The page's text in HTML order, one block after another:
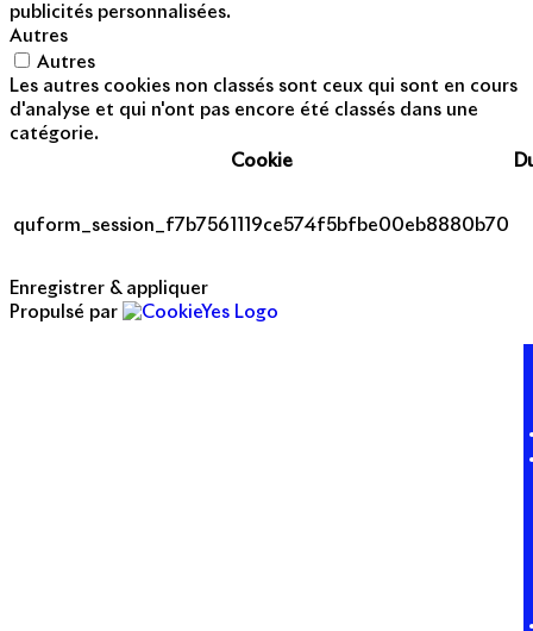
publicités personnalisées.
Autres
Autres
Les autres cookies non classés sont ceux qui sont en cours
d'analyse et qui n'ont pas encore été classés dans une
catégorie.
Cookie
quform_session_f7b7561119ce574f5bfbe00eb8880b70
Enregistrer & appliquer
Propulsé par